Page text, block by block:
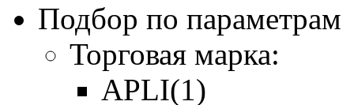
Подбор по параметрам
Торговая марка:
APLI(1)